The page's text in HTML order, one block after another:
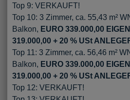
Top 9: VERKAUFT!
Top 10: 3 Zimmer, ca. 55,43 m²
Balkon, EURO 339.000,00
319.000,00 + 20 % USt
Top 11: 3 Zimmer, ca. 56,46 m²
Balkon, EURO 339.000,00
319.000,00 + 20 % USt
Top 12: VERKAUFT!